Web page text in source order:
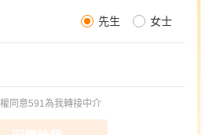
先生 女士
同意591為我轉接中介